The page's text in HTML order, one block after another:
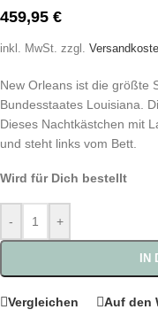
459,95 €
inkl. MwSt. zzgl.
New Orleans ist die größte
Bundesstaates Louisiana.
Dieses Nachtkästchen mit
und steht links vom Bett.
Wird für Dich bestellt
- +
IN
Vergleichen Auf den